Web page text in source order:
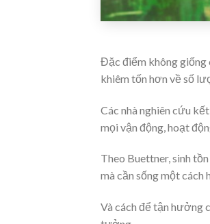
Đặc điểm không giống
khiêm tốn hơn về số
Các nhà nghiên cứu
mọi vận động, hoạt
Theo Buettner, sinh
mà cần sống một
Và cách để tận hưởng